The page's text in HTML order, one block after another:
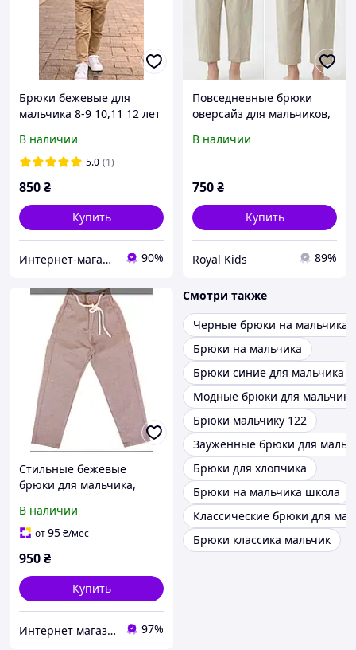
Брюки бежевые для
мальчика 8-9 10,11 12 лет
см
В наличии
5.0 (1)
850₴
Купить
Интернет-магазин "Лимпопо"- для детей и подростков 90%
Повседневные брюки
оверсайз для мальчиков,
В наличии
750₴
Купить
Royal Kids 89%
Стильные бежевые
брюки для мальчика,
Турция размеры 134-164
см
В наличии
от95₴/мес
950₴
Купить
Интернет магазин Zheneva 97%
Смотри также
Черные брюки на мальчика
Брюки на мальчика
Брюки синие для мальчика
Модные брюки для
Брюки мальчику 122
Зауженные брюки для
Брюки для хлопчика
Брюки на мальчика школа
Классические брюки для
Брюки классика мальчик